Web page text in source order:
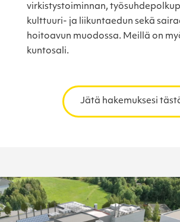
virkistystoiminnan,
kulttuuri- ja liikuntaedun sekä
hoitoavun muodossa. Meillä on
kuntosali.
Jätä hakemuksesi